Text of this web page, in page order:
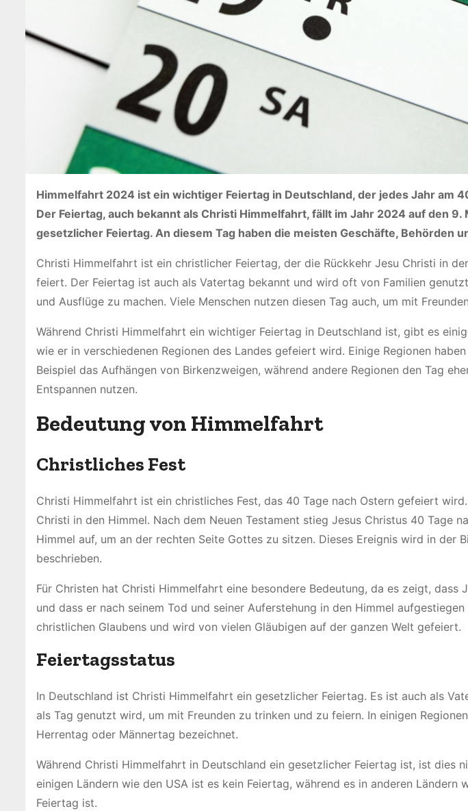
Himmelfahrt 2024 ist ein wichtiger Feiertag in Deutschland, der jedes Jahr am
Der Feiertag, auch bekannt als Christi Himmelfahrt, fällt im Jahr 2024 auf den
gesetzlicher Feiertag. An diesem Tag haben die meisten Geschäfte, Behörden
Christi Himmelfahrt ist ein christlicher Feiertag, der die Rückkehr Jesu Christi in
feiert. Der Feiertag ist auch als Vatertag bekannt und wird oft von Familien
und Ausflüge zu machen. Viele Menschen nutzen diesen Tag auch, um mit
Während Christi Himmelfahrt ein wichtiger Feiertag in Deutschland ist, gibt es
wie er in verschiedenen Regionen des Landes gefeiert wird. Einige Regionen
Beispiel das Aufhängen von Birkenzweigen, während andere Regionen den Tag
Entspannen nutzen.
Bedeutung von Himmelfahrt
Christliches Fest
Christi Himmelfahrt ist ein christliches Fest, das 40 Tage nach Ostern gefeiert
Christi in den Himmel. Nach dem Neuen Testament stieg Jesus Christus 40 Tage
Himmel auf, um an der rechten Seite Gottes zu sitzen. Dieses Ereignis wird in der
beschrieben.
Für Christen hat Christi Himmelfahrt eine besondere Bedeutung, da es zeigt, dass
und dass er nach seinem Tod und seiner Auferstehung in den Himmel
christlichen Glaubens und wird von vielen Gläubigen auf der ganzen Welt gefeiert.
Feiertagsstatus
In Deutschland ist Christi Himmelfahrt ein gesetzlicher Feiertag. Es ist auch als
als Tag genutzt wird, um mit Freunden zu trinken und zu feiern. In einigen
Herrentag oder Männertag bezeichnet.
Während Christi Himmelfahrt in Deutschland ein gesetzlicher Feiertag ist, ist dies
einigen Ländern wie den USA ist es kein Feiertag, während es in anderen Ländern
Feiertag ist.